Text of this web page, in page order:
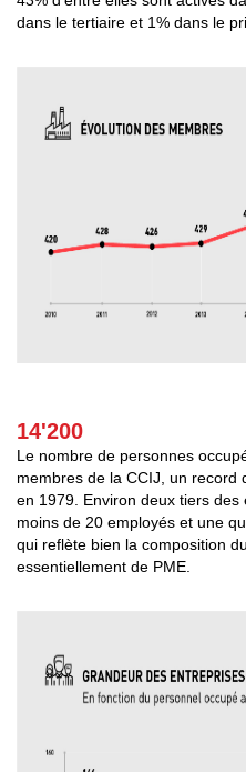
dans le tertiaire et 1% dans le
14'200
Le nombre de personnes
membres de la CCIJ, un record
en 1979. Environ deux tiers
moins de 20 employés et une
qui reflète bien la composition
essentiellement de PME.